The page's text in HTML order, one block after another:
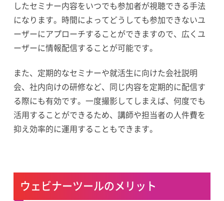
したセミナー内容をいつでも参加者が視聴できる手法
になります。時間によってどうしても参加できないユ
ーザーにアプローチすることができますので、広くユ
ーザーに情報配信することが可能です。
また、定期的なセミナーや就活生に向けた会社説明
会、社内向けの研修など、同じ内容を定期的に配信す
る際にも有効です。一度撮影してしまえば、何度でも
活用することができるため、講師や担当者の人件費を
抑え効率的に運用することもできます。
ウェビナーツールのメリット